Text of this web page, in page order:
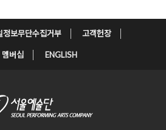
정보무단수집거부 고객헌장
멤버십 ENGLISH